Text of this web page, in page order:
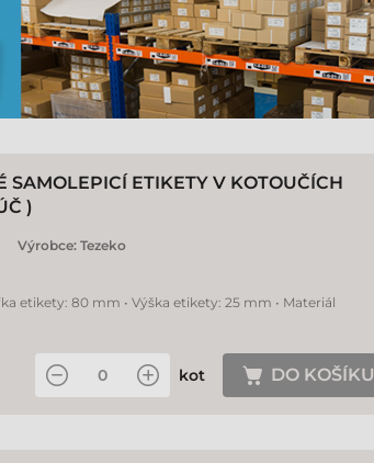
SAMOLEPICÍ ETIKETY V KOTOUČÍCH
)
Výrobce: Tezeko
etikety: 80 mm • Výška etikety: 25 mm • Materiál
kot DO KOŠÍKU